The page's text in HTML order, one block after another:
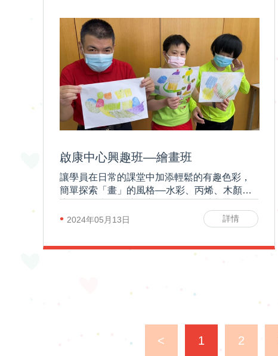
啟康中心興趣班––繪畫班
讓學員在日常的課堂中加添輕鬆的有趣色彩，
簡單探索「畫」的風格––水彩、丙烯、木顏色
彩和創造力，體驗顏色的快樂！
• 2024年05月13日 詳情
< 1 2